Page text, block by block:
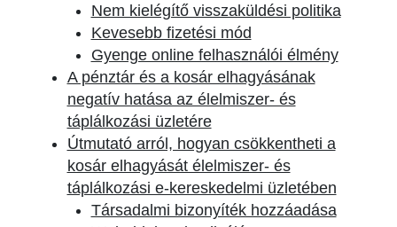
Nem kielégítő visszaküldési politika
Kevesebb fizetési mód
Gyenge online felhasználói élmény
A pénztár és a kosár elhagyásának
negatív hatása az élelmiszer- és
táplálkozási üzletére
Útmutató arról, hogyan csökkentheti a
kosár elhagyását élelmiszer- és
táplálkozási e-kereskedelmi üzletében
Társadalmi bizonyíték hozzáadása